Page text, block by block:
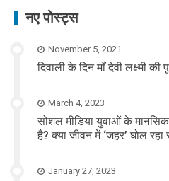
नए पोस्ट्स
November 5, 2021
दिवाली के दिन माँ देवी लक्ष्मी की
March 4, 2023
सोशल मीडिया युवाओं के
है? क्या जीवन में ‘जहर’ घोल रहा
January 27, 2023